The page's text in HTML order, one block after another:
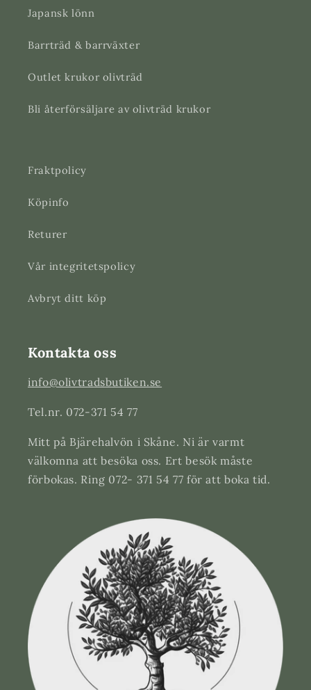
Japansk lönn
Barrträd & barrväxter
Outlet krukor olivträd
Bli återförsäljare av olivträd krukor
Fraktpolicy
Köpinfo
Returer
Vår integritetspolicy
Avbryt ditt köp
Kontakta oss
info@olivtradsbutiken.se
Tel.nr. 072-371 54 77
Mitt på Bjärehalvön i Skåne. Ni är varmt
välkomna att besöka oss. Ert besök måste
förbokas. Ring 072- 371 54 77 för att boka tid.